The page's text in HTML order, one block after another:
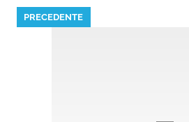
PRECEDENTE